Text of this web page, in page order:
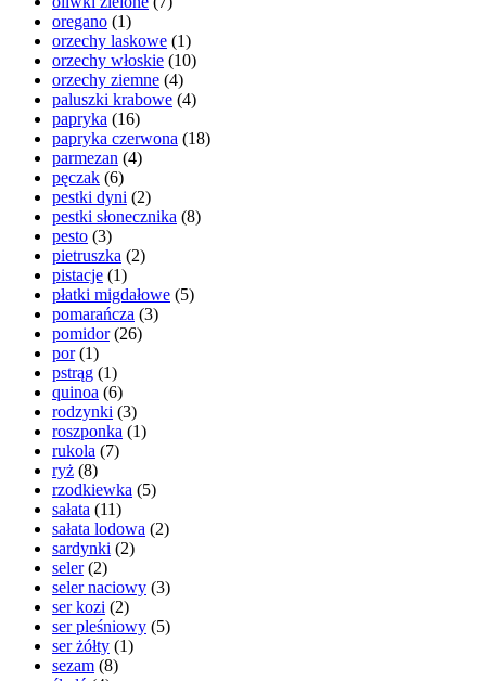
oregano (1)
orzechy laskowe (1)
orzechy włoskie (10)
orzechy ziemne (4)
paluszki krabowe (4)
papryka (16)
papryka czerwona (18)
parmezan (4)
pęczak (6)
pestki dyni (2)
pestki słonecznika (8)
pesto (3)
pietruszka (2)
pistacje (1)
płatki migdałowe (5)
pomarańcza (3)
pomidor(26)
por(1)
pstrąg (1)
quinoa (6)
rodzynki (3)
roszponka (1)
rukola (7)
ryż (8)
rzodkiewka (5)
sałata (11)
sałata lodowa (2)
sardynki (2)
seler(2)
seler naciowy (3)
ser kozi (2)
ser pleśniowy (5)
ser żółty (1)
sezam (8)